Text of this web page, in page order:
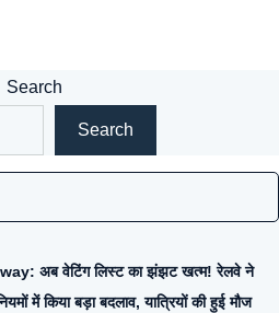
Search
Search
अब वेटिंग लिस्ट का झंझट खत्म! रेलवे ने
में किया बड़ा बदलाव, यात्रियों की हुई मौज